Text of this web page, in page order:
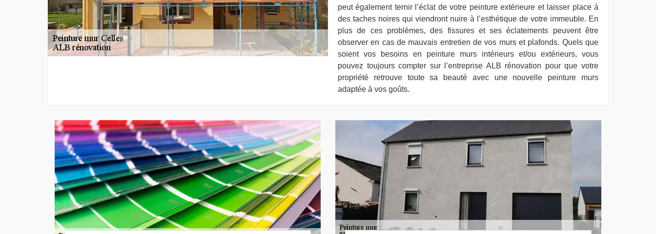
peut également ternir l’éclat de votre peinture extérieure et laisser place à
des taches noires qui viendront nuire à l’esthétique de votre immeuble. En
plus de ces problèmes, des fissures et ses éclatements peuvent être
observer en cas de mauvais entretien de vos murs et plafonds. Quels que
soient vos besoins en peinture murs intérieurs et/ou extérieurs, vous
pouvez toujours compter sur l’entreprise ALB rénovation pour que votre
propriété retrouve toute sa beauté avec une nouvelle peinture murs
adaptée à vos goûts.